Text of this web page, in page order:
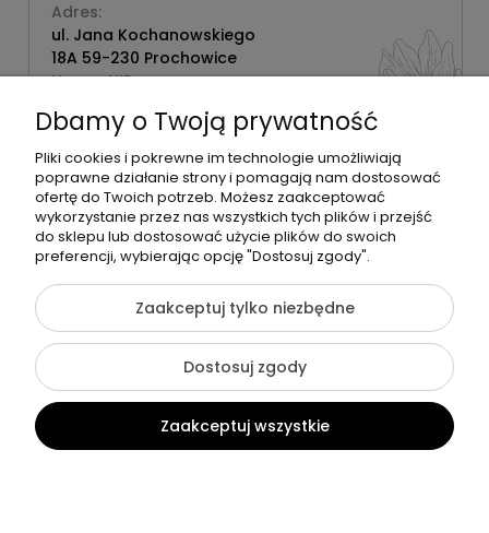
Adres:
ul. Jana Kochanowskiego
18A 59-230 Prochowice
Numer NIP:
Telefon:
518358020
©2026 Wszelkie Prawa Zastrzeżone | Zrób Sobie Krem
Szablon Flex byEcommercy
Pokaż pełną wersję strony
Sklep internetowy Shoper Premium
Dbamy o Twoją prywatność
Pliki cookies i pokrewne im technologie umożliwiają
poprawne działanie strony i pomagają nam dostosować
ofertę do Twoich potrzeb. Możesz zaakceptować
wykorzystanie przez nas wszystkich tych plików i przejść
do sklepu lub dostosować użycie plików do swoich
preferencji, wybierając opcję "Dostosuj zgody".
Zaakceptuj tylko niezbędne
Dostosuj zgody
Zaakceptuj wszystkie